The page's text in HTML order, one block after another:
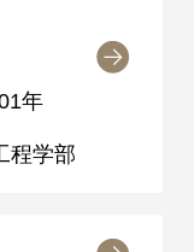
年
程学部